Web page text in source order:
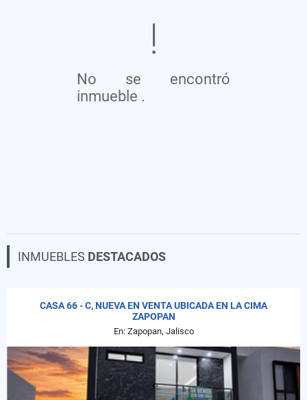
No se encontró
inmueble .
INMUEBLES DESTACADOS
CASA 66 - C, NUEVA EN VENTA UBICADA EN LA CIMA
ZAPOPAN
En: Zapopan, Jalisco